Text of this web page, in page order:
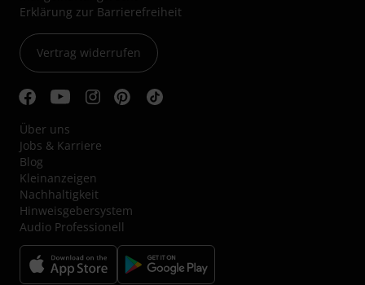
Erklärung zur Barrierefreiheit
Vertrag widerrufen
Über uns
Jobs & Karriere
Blog
Kleinanzeigen
Nachhaltigkeit
Hinweisgebersystem
Audio Professionell